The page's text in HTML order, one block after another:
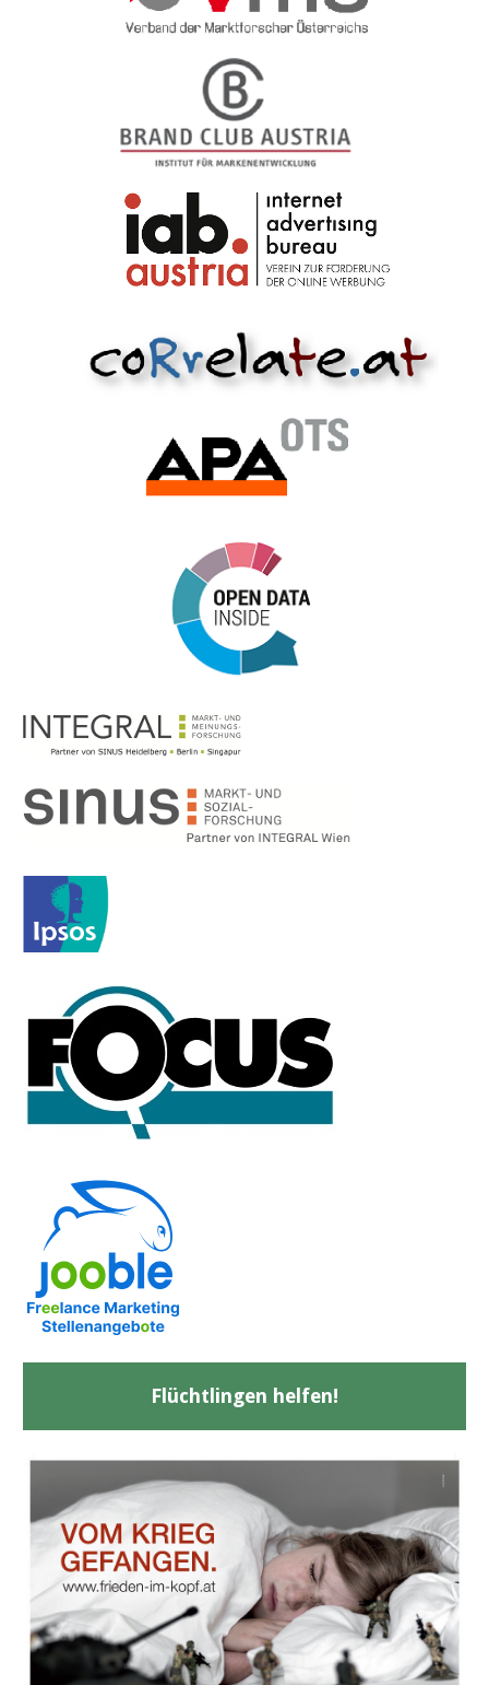
Flüchtlingen helfen!